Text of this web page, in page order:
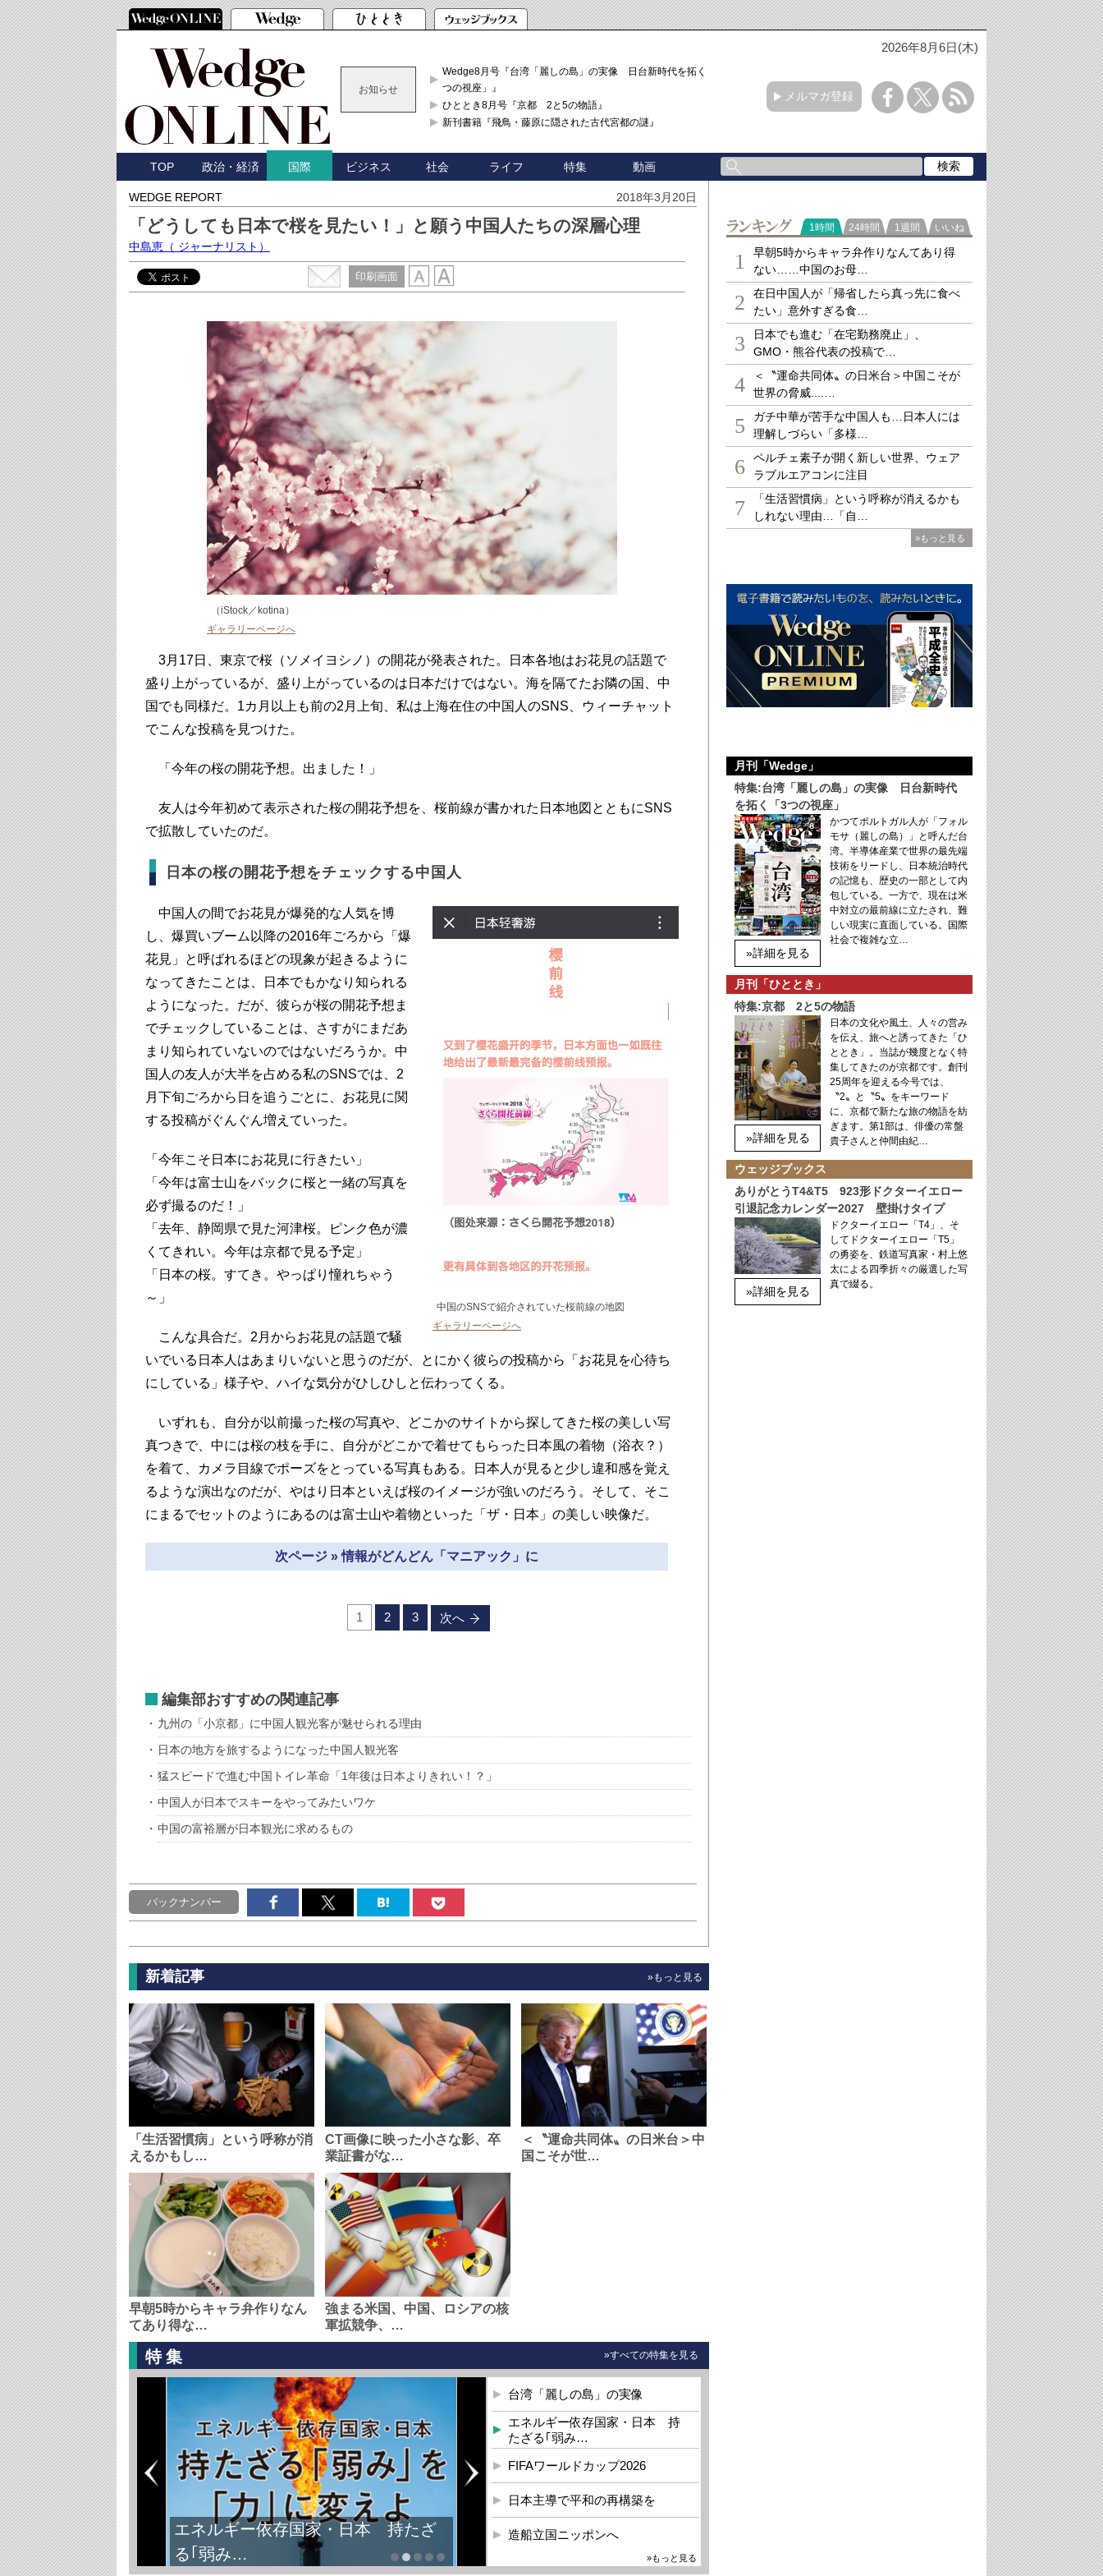
2026年8月6日(木)
お知らせ
Wedge8月号『台湾「麗しの島」の実像 日台新時代を拓く「3
つの視座」』
ひととき8月号『京都 2と5の物語』
新刊書籍『飛鳥・藤原に隠された古代宮都の謎』
メルマガ登録
TOP 政治・経済 国際 ビジネス 社会 ライフ 特集 動画
WEDGE REPORT 2018年3月20日
「どうしても日本で桜を見たい！」と願う中国人たちの深層心理
中島恵 （ ジャーナリスト）
印刷画面
（iStock／kotina）
ギャラリーページへ
3月17日、東京で桜（ソメイヨシノ）の開花が発表された。日本各地はお花見の話題で
盛り上がっているが、盛り上がっているのは日本だけではない。海を隔てたお隣の国、中
国でも同様だ。1カ月以上も前の2月上旬、私は上海在住の中国人のSNS、ウィーチャット
でこんな投稿を見つけた。
「今年の桜の開花予想。出ました！」
友人は今年初めて表示された桜の開花予想を、桜前線が書かれた日本地図とともにSNS
で拡散していたのだ。
日本の桜の開花予想をチェックする中国人
中国のSNSで紹介されていた桜前線の地図
ギャラリーページへ
中国人の間でお花見が爆発的な人気を博
し、爆買いブーム以降の2016年ごろから「爆
花見」と呼ばれるほどの現象が起きるように
なってきたことは、日本でもかなり知られる
ようになった。だが、彼らが桜の開花予想ま
でチェックしていることは、さすがにまだあ
まり知られていないのではないだろうか。中
国人の友人が大半を占める私のSNSでは、2
月下旬ごろから日を追うごとに、お花見に関
する投稿がぐんぐん増えていった。
「今年こそ日本にお花見に行きたい」
「今年は富士山をバックに桜と一緒の写真を
必ず撮るのだ！」
「去年、静岡県で見た河津桜。ピンク色が濃
くてきれい。今年は京都で見る予定」
「日本の桜。すてき。やっぱり憧れちゃう
～」
こんな具合だ。2月からお花見の話題で騒
いでいる日本人はあまりいないと思うのだが、とにかく彼らの投稿から「お花見を心待ち
にしている」様子や、ハイな気分がひしひしと伝わってくる。
いずれも、自分が以前撮った桜の写真や、どこかのサイトから探してきた桜の美しい写
真つきで、中には桜の枝を手に、自分がどこかで着せてもらった日本風の着物（浴衣？）
を着て、カメラ目線でポーズをとっている写真もある。日本人が見ると少し違和感を覚え
るような演出なのだが、やはり日本といえば桜のイメージが強いのだろう。そして、そこ
にまるでセットのようにあるのは富士山や着物といった「ザ・日本」の美しい映像だ。
次ページ » 情報がどんどん「マニアック」に
1 2 3 次へ
編集部おすすめの関連記事
九州の「小京都」に中国人観光客が魅せられる理由
日本の地方を旅するようになった中国人観光客
猛スピードで進む中国トイレ革命「1年後は日本よりきれい！？」
中国人が日本でスキーをやってみたいワケ
中国の富裕層が日本観光に求めるもの
バックナンバー
新着記事 »もっと見る
「生活習慣病」という呼称が消
えるかもし…
CT画像に映った小さな影、卒
業証書がな…
＜〝運命共同体〟の日米台＞中
国こそが世…
早朝5時からキャラ弁作りなん
てあり得な…
強まる米国、中国、ロシアの核
軍拡競争、…
特集 »すべての特集を見る
エネルギー依存国家・日本 持たざ
る｢弱み…
台湾「麗しの島」の実像
エネルギー依存国家・日本 持
たざる｢弱み…
FIFAワールドカップ2026
日本主導で平和の再構築を
造船立国ニッポンへ
»もっと見る
ランキング
1時間 24時間 1週間 いいね
1
早朝5時からキャラ弁作りなんてあり得
ない……中国のお母…
2
在日中国人が「帰省したら真っ先に食べ
たい」意外すぎる食…
3
日本でも進む「在宅勤務廃止」、
GMO・熊谷代表の投稿で…
4
＜〝運命共同体〟の日米台＞中国こそが
世界の脅威....…
5
ガチ中華が苦手な中国人も…日本人には
理解しづらい「多様…
6
ペルチェ素子が開く新しい世界、ウェア
ラブルエアコンに注目
7
「生活習慣病」という呼称が消えるかも
しれない理由…「自…
»もっと見る
月刊「Wedge」
特集:台湾「麗しの島」の実像 日台新時代
を拓く「3つの視座」
»詳細を見る
かつてポルトガル人が「フォル
モサ（麗しの島）」と呼んだ台
湾。半導体産業で世界の最先端
技術をリードし、日本統治時代
の記憶も、歴史の一部として内
包している。一方で、現在は米
中対立の最前線に立たされ、難
しい現実に直面している。国際
社会で複雑な立…
月刊「ひととき」
特集:京都 2と5の物語
»詳細を見る
日本の文化や風土、人々の営み
を伝え、旅へと誘ってきた「ひ
ととき」。当誌が幾度となく特
集してきたのが京都です。創刊
25周年を迎える今号では、
〝2〟と〝5〟をキーワード
に、京都で新たな旅の物語を紡
ぎます。第1部は、俳優の常盤
貴子さんと仲間由紀…
ウェッジブックス
ありがとうT4&T5 923形ドクターイエロー
引退記念カレンダー2027 壁掛けタイプ
»詳細を見る
ドクターイエロー「T4」、そ
してドクターイエロー「T5」
の勇姿を、鉄道写真家・村上悠
太による四季折々の厳選した写
真で綴る。